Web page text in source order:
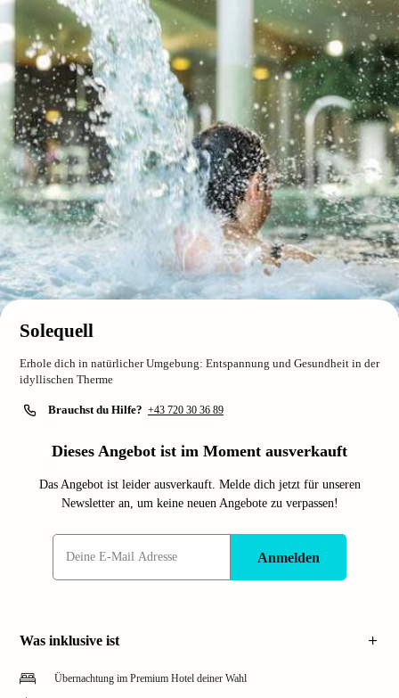
Solequell
Erhole dich in natürlicher Umgebung: Entspannung und Gesundheit in der
idyllischen Therme
Brauchst du Hilfe? +43 720 30 36 89
Dieses Angebot ist im Moment ausverkauft
Das Angebot ist leider ausverkauft. Melde dich jetzt für unseren
Newsletter an, um keine neuen Angebote zu verpassen!
Anmelden
Was inklusive ist
Übernachtung im Premium Hotel deiner Wahl